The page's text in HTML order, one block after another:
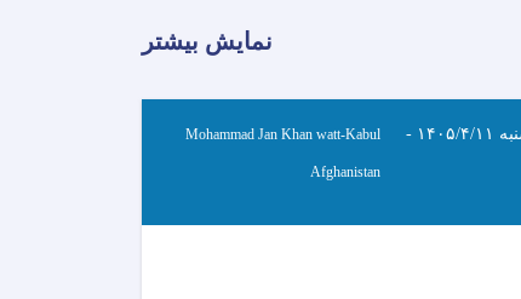
نمایش بیشتر
پنجشنبه ۱۴۰۵/۴/۱۱ -
Mohammad Jan Khan watt-Kabul
Afghanistan